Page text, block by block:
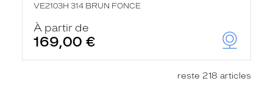
VE2103H 314 BRUN FONCE
À partir de
169,00 €
reste 218 articles